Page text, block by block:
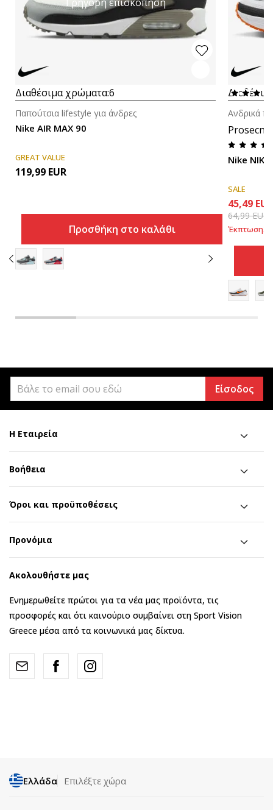
Διαθέσιμα χρώματα:6
Nike AIR MAX 90
Παπούτσια lifestyle για άνδρες
GREAT VALUE
119,99 EUR
Προσθήκη στο καλάθι
Nike NIKE
Ανδρικά
SALE
45,49 EUR
64,99EUR
Έκπτωση30
Είσοδος
Η Εταιρεία
Βοήθεια
Όροι και προϋποθέσεις
Προνόμια
Ακολουθήστε μας
Ενημερωθείτε πρώτοι για τα νέα μας προϊόντα, τις
προσφορές και ότι καινούριο συμβαίνει στη Sport Vision
Greece μέσα από τα κοινωνικά μας δίκτυα.
Ελλάδα Επιλέξτε χώρα